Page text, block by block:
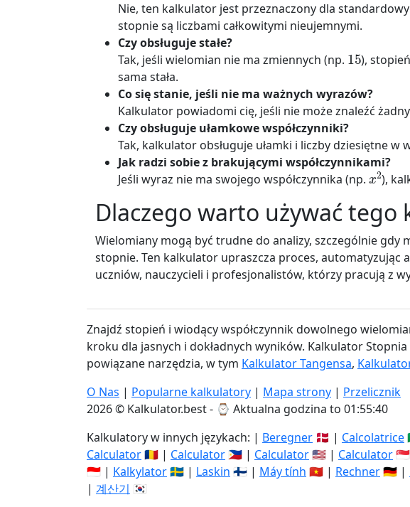
Nie, ten kalkulator jest przeznaczony dla
stopnie są liczbami całkowitymi nieujemnymi.
Czy obsługuje stałe?
Tak, jeśli wielomian nie ma zmiennych (np.
15
),
sama stała.
Co się stanie, jeśli nie ma ważnych wyrazów?
Kalkulator powiadomi cię, jeśli nie może znaleźć
Czy obsługuje ułamkowe współczynniki?
Tak, kalkulator obsługuje ułamki i liczby dziesiętne w
Jak radzi sobie z brakującymi współczynnikami?
Jeśli wyraz nie ma swojego współczynnika (np.
x2
),
Dlaczego warto używać tego
Wielomiany mogą być trudne do analizy, szczególnie gdy
stopnie. Ten kalkulator upraszcza proces, automatyzując
uczniów, nauczycieli i profesjonalistów, którzy pracują z
Znajdź stopień i wiodący współczynnik dowolnego
kroku dla jasnych i dokładnych wyników. Kalkulator
powiązane narzędzia, w tym Kalkulator Tangensa,
O Nas | Popularne kalkulatory | Mapa strony | Przelicznik
2026 © Kalkulator.best - ⌚ Aktualna godzina to 01:55:41
Kalkulatory w innych językach: | Beregner 🇩🇰 | Calcolatrice
Calculator🇷🇴 | Calculator 🇵🇭 | Calculator🇺🇸 | Calculator
🇮🇩 | Kalkylator🇸🇪 | Laskin 🇫🇮 | Máy tính 🇻🇳 | Rechner🇩🇪 |
| 계산기 🇰🇷